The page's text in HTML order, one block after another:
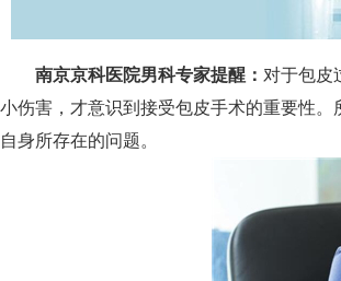
南京京科医院男科专家提醒： 对于包皮
小伤害，才意识到接受包皮手术的重要性
自身所存在的问题。